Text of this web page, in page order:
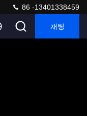
86 -13401338459
채팅